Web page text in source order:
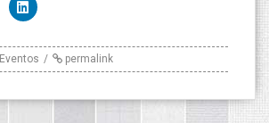
Eventos permalink